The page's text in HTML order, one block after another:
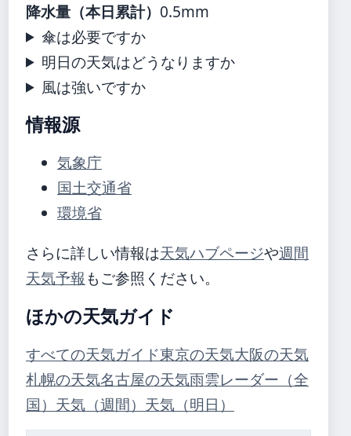
降水量（本日累計） 0.5mm
傘は必要ですか
明日の天気はどうなりますか
風は強いですか
情報源
気象庁
国土交通省
環境省
さらに詳しい情報は天気ハブページや週間
天気予報もご参照ください。
ほかの天気ガイド
すべての天気ガイド東京の天気大阪の天気
札幌の天気名古屋の天気雨雲レーダー（全
国） 天気（週間） 天気（明日）